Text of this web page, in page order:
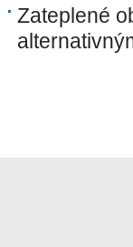
Zateplené